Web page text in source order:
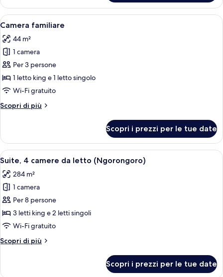
camere
comunicanti
(The
Apri
tutte
le
foto
per
Camera
familiare
Camera d'albergo con un'ampia
4
Camera familiare
44 m²
1 camera
Per 3 persone
1 letto king e 1 letto singolo
Wi-Fi gratuito
Scopri di più
Altri
familiare
Scopri i prezzi per le tue date
Apri
tutte
le
foto
per
Suite,
4
da
Una stanza con un'ampia porta
11
Suite, 4 camere da letto (Ngorongoro)
284 m²
1 camera
Per 8 persone
3 letti king e 2 letti singoli
Wi-Fi gratuito
Scopri di più
Altri
Scopri i prezzi per le tue date